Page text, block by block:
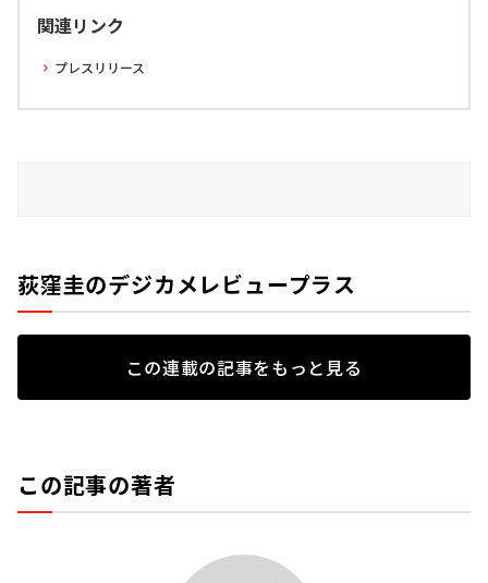
関連リンク
プレスリリース
荻窪圭のデジカメレビュープラス
この連載の記事をもっと見る
この記事の著者